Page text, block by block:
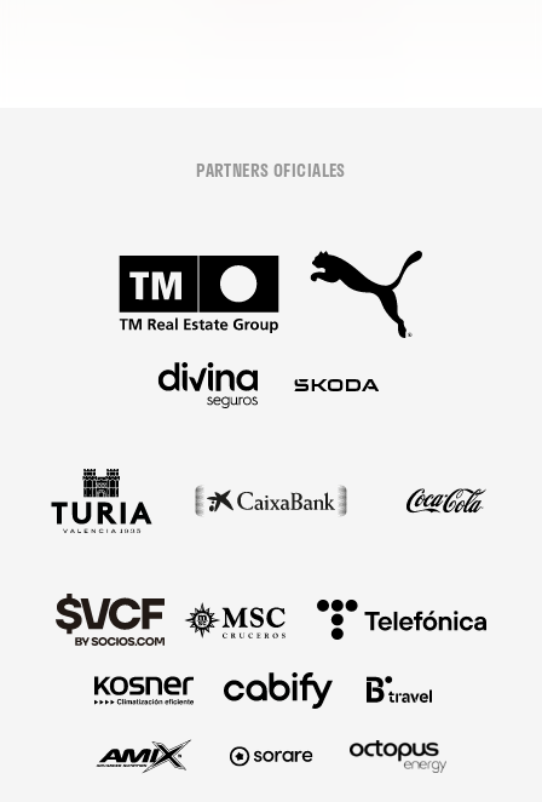
PARTNERS OFICIALES